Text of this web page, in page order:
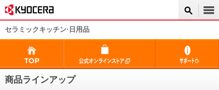
セラミックキッチン·日用品
商品ラインアップ